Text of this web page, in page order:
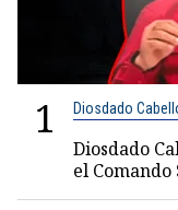
1 Diosdado
Diosdado
el